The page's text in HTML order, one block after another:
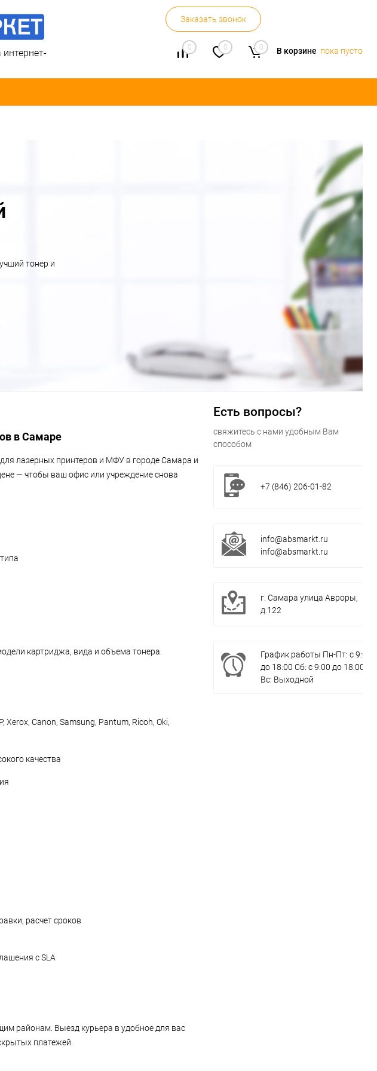
Заказать звонок
0 0 0 В корзине пока пусто
тонер и
в Самаре
лазерных принтеров и МФУ в городе Самара и
— чтобы ваш офис или учреждение снова
картриджа, вида и объема тонера.
Canon, Samsung, Pantum, Ricoh, Oki,
качества
расчет сроков
с SLA
районам. Выезд курьера в удобное для вас
платежей.
Есть вопросы?
свяжитесь с нами удобным Вам
способом
+7 (846) 206-01-82
info@absmarkt.ru
info@absmarkt.ru
г. Самара улица Авроры,
д.122
График работы Пн-Пт: с 9:00
до 18:00 Сб: с 9:00 до 18:00
Вс: Выходной